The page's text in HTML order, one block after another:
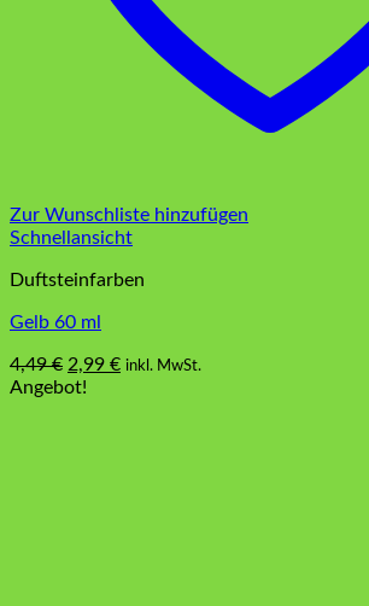
Zur Wunschliste hinzufügen
Schnellansicht
Duftsteinfarben
Gelb 60 ml
4,49€ Ursprünglicher
Preis
2,99 €Aktueller
inkl. MwSt.
Angebot!